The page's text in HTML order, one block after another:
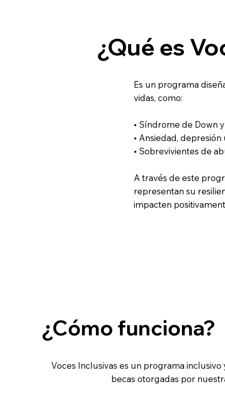
¿Qué es
Es un programa
vidas, como:
• Síndrome de Down
• Ansiedad,
• Sobrevivientes de
A través de este
representan su
impacten
¿Cómo funciona?
Voces Inclusivas es un programa inclusivo
becas otorgadas por